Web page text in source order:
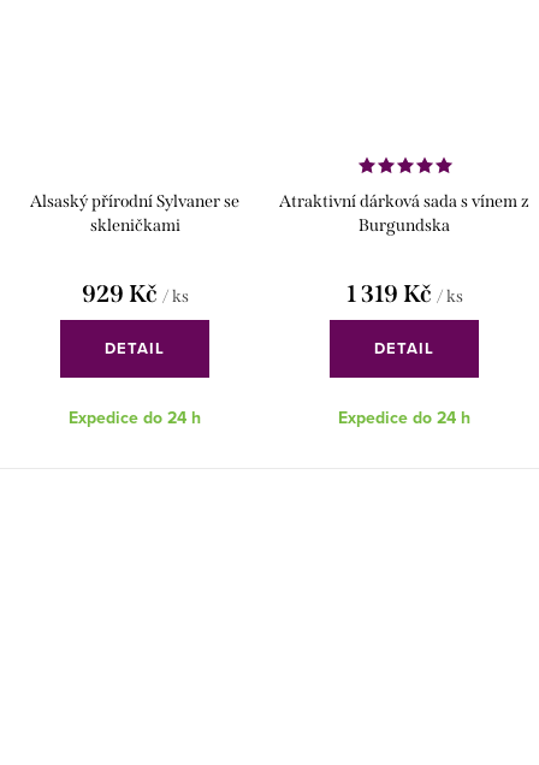
Alsaský přírodní Sylvaner se
skleničkami
929 Kč / ks
DETAIL
Expedice do 24 h
Atraktivní dárková sada s vínem z
Burgundska
1 319 Kč / ks
DETAIL
Expedice do 24 h